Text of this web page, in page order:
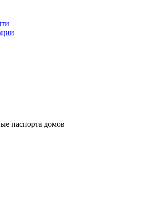
паспорта домов